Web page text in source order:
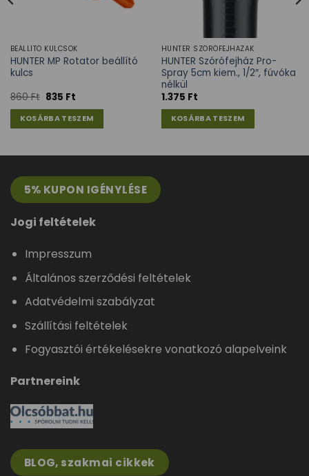
BEÁLLÍTÓ KULCSOK
HUNTER MP Rotator beállító
kulcs
860Ft 835 Ft
KOSÁRBA TESZEM
HUNTER SZÓRÓFEJHÁZAK
HUNTER Szórófejház Pro-
Spray 5cm kiem., 1/2″, fúvóka
nélkül
1.375 Ft
KOSÁRBA TESZEM
5% KUPON IGÉNYLÉSE
Jogi feltételek
Impresszum
Általános szerződési feltételek
Adatvédelmi szabályzat
Szállítási feltételek
Fogyasztói értékelésekre vonatkozó alapelveink
Partnereink
BLOG, szakmai cikkek